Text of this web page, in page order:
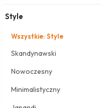
Style
Wszystkie: Style
Skandynawski
Nowoczesny
Minimalistyczny